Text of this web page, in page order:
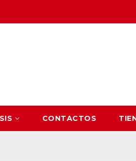
CONTACTOS